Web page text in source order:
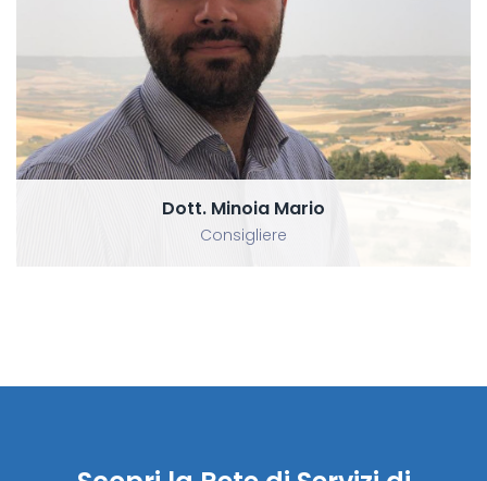
Dott. Minoia Mario
Consigliere
Dott. Minoia Mario
Consigliere